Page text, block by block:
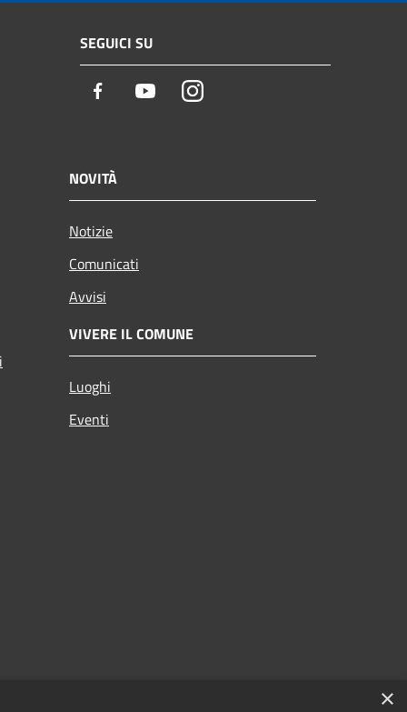
SEGUICI SU
Facebook YoutubeInstagram
NOVITÀ
Notizie
Comunicati
Avvisi
VIVERE IL COMUNE
Luoghi
Eventi
×